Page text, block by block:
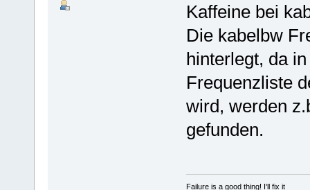
Kaffeine bei
Die kabelbw
hinterlegt, da
Frequenzliste
wird, werden
gefunden.
Failure is a good thing! I'll fix it